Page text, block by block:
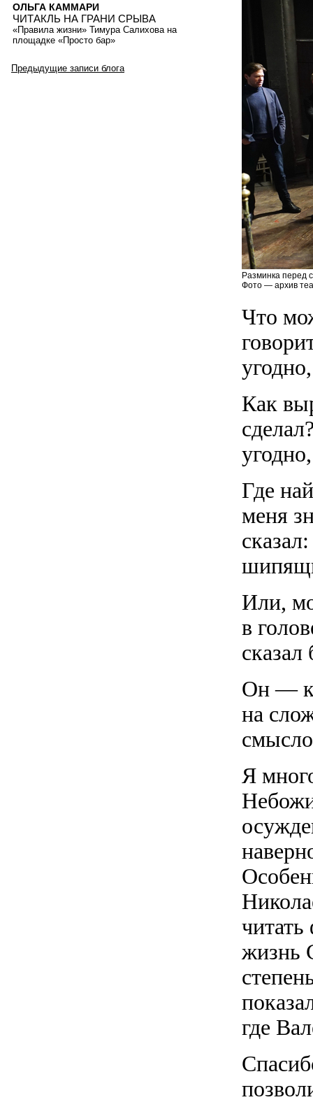
Разминка перед
Фото — архив
Что
Как
Где
меня
Или,
в
Он —
на
Я
жизнь
где
ОЛЬГА КАММАРИ
ЧИТАКЛЬ НА ГРАНИ СРЫВА
«Правила жизни» Тимура Салихова на
площадке «Просто бар»
Предыдущие записи блога